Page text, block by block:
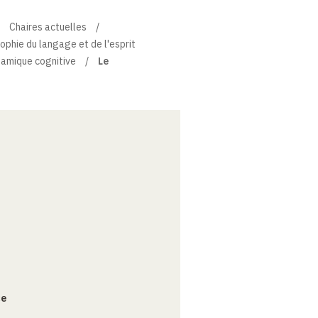
Chaires actuelles
du langage et de l'esprit
cognitive
Le